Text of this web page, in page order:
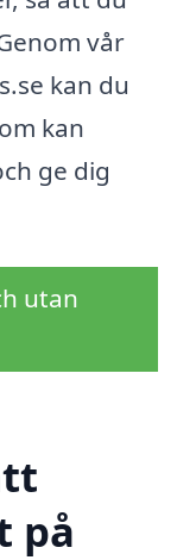
vår
kan du
kan
ge dig
utan
på